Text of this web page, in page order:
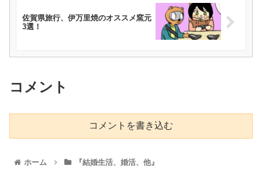
佐賀県旅行、伊万里焼のオススメ窯元
3選！
コメント
コメントを書き込む
ホーム 『結婚生活、婚活、他』